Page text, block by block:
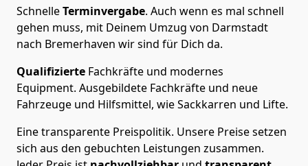
SchnelleTerminvergabe. Auch wenn es mal schnell
gehen muss, mit Deinem Umzug von Darmstadt
nach Bremer­haven wir sind für Dich da.
Qualifizierte Fachkräfte und modernes
Equipment. Ausgebildete Fachkräfte und neue
Fahrzeuge und Hilfsmittel, wie Sackkarren und Lifte.
Eine transparente Preispolitik. Unsere Preise setzen
sich aus den gebuchten Leistungen zusammen.